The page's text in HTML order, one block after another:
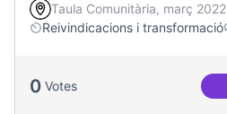
Taula Comunitària, març 2022
Reivindicacions i transformació
0 Votes